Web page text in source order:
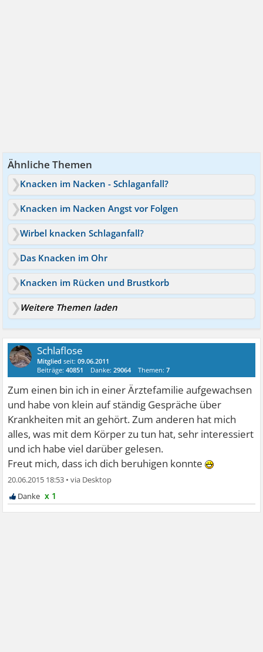
Ähnliche Themen
Knacken im Nacken - Schlaganfall?
Knacken im Nacken Angst vor Folgen
Wirbel knacken Schlaganfall?
Das Knacken im Ohr
Knacken im Rücken und Brustkorb
Weitere Themen laden
Schlaflose
Mitglied seit:09.06.2011
Beiträge:40851 Danke:29064 Themen:7
Zum einen bin ich in einer Ärztefamilie aufgewachsen
und habe von klein auf ständig Gespräche über
Krankheiten mit an gehört. Zum anderen hat mich
alles, was mit dem Körper zu tun hat, sehr interessiert
und ich habe viel darüber gelesen.
Freut mich, dass ich dich beruhigen konnte
20.06.2015 18:53 •
x 1